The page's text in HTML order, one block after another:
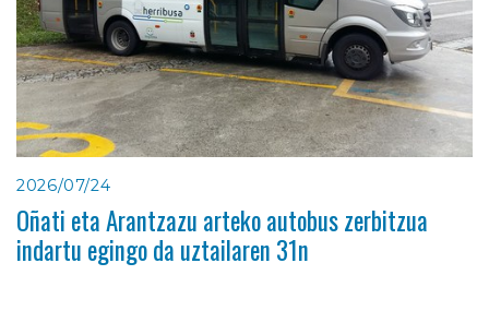
2026/07/24
Oñati eta Arantzazu arteko autobus zerbitzua
indartu egingo da uztailaren 31n